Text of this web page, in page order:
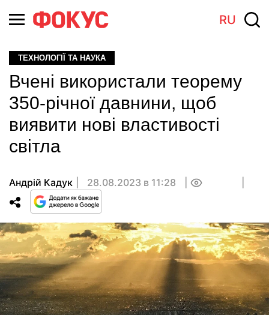
RU
ТЕХНОЛОГІЇ ТА НАУКА
Вчені використали теорему
350-річної давнини, щоб
виявити нові властивості
світла
Андрій Кадук 28.08.2023 в 11:28